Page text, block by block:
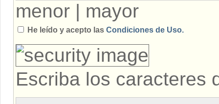
menor | mayor
He leído y acepto las Condiciones de Uso.
Escriba los caracteres